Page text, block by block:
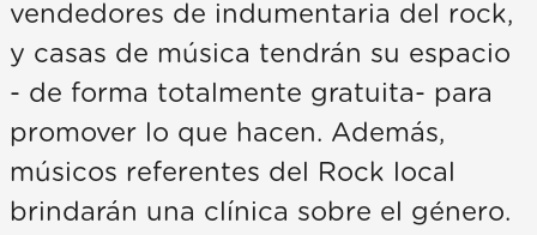
vendedores de indumentaria del rock,
y casas de música tendrán su espacio
- de forma totalmente gratuita- para
promover lo que hacen. Además,
músicos referentes del Rock local
brindarán una clínica sobre el género.